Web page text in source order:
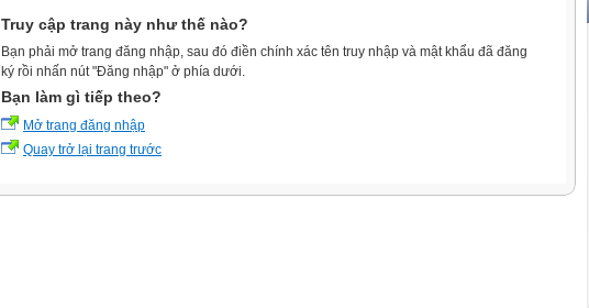
Truy cập trang này như thế nào?
Bạn phải mở trang đăng nhập, sau đó điền chính xác tên truy nhập và mật khẩu đã đăng
ký rồi nhấn nút "Đăng nhập" ở phía dưới.
Bạn làm gì tiếp theo?
Mở trang đăng nhập
Quay trở lại trang trước